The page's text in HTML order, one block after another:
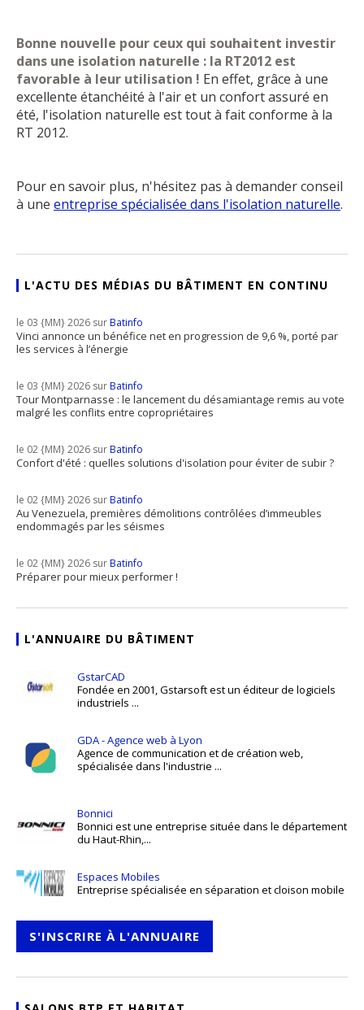
Bonne nouvelle pour ceux qui souhaitent investir
dans une isolation naturelle : la RT2012 est
favorable à leur utilisation ! En effet, grâce à une
excellente étanchéité à l'air et un confort assuré en
été, l'isolation naturelle est tout à fait conforme à la
RT 2012.
Pour en savoir plus, n'hésitez pas à demander conseil
à une entreprise spécialisée dans l'isolation naturelle.
L'ACTU DES MÉDIAS DU BÂTIMENT EN CONTINU
le 03 {MM} 2026 surBatinfo
Vinci annonce un bénéfice net en progression de 9,6 %, porté par
les services à l’énergie
le 03 {MM} 2026 surBatinfo
Tour Montparnasse : le lancement du désamiantage remis au vote
malgré les conflits entre copropriétaires
le 02 {MM} 2026 surBatinfo
Confort d'été : quelles solutions d'isolation pour éviter de subir ?
le 02 {MM} 2026 surBatinfo
Au Venezuela, premières démolitions contrôlées d’immeubles
endommagés par les séismes
le 02 {MM} 2026 surBatinfo
Préparer pour mieux performer !
L'ANNUAIRE DU BÂTIMENT
GstarCAD
Fondée en 2001, Gstarsoft est un éditeur de logiciels
industriels ...
GDA - Agence web à Lyon
Agence de communication et de création web,
spécialisée dans l'industrie ...
Bonnici
Bonnici est une entreprise située dans le département
du Haut-Rhin,...
Espaces Mobiles
Entreprise spécialisée en séparation et cloison mobile
S'INSCRIRE À L'ANNUAIRE